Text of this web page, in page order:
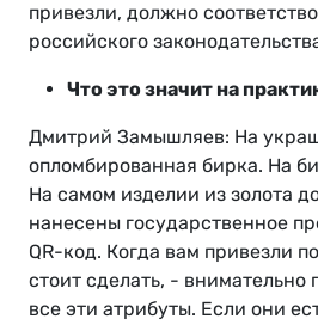
привезли, должно
российского
Что это значит на
Дмитрий Замышляев: На
опломбированная бирка. На
На самом изделии из золота
нанесены государственное
QR-код. Когда вам привезли
стоит сделать, - внимательно
все эти атрибуты. Если они